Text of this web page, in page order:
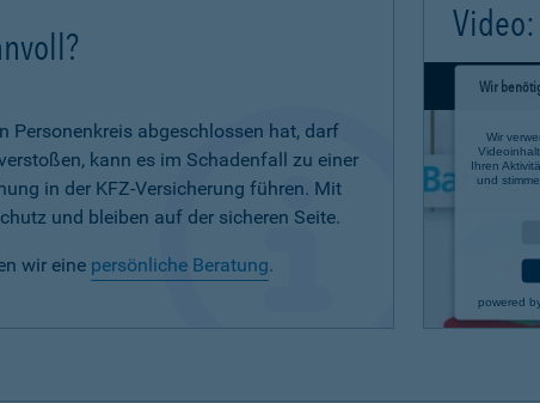
Personenkreis abgeschlossen hat, darf
kann es im Schadenfall zu einer
in der KFZ-Versicherung führen. Mit
und bleiben auf der sicheren Seite.
wir eine persönliche Beratung.
Wir
Wir
Ihren
und
powered